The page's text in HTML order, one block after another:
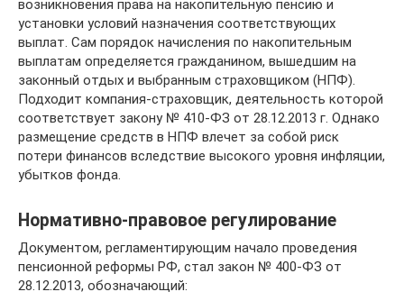
возникновения права на накопительную пенсию и
установки условий назначения соответствующих
выплат. Сам порядок начисления по накопительным
выплатам определяется гражданином, вышедшим на
законный отдых и выбранным страховщиком (НПФ).
Подходит компания-страховщик, деятельность которой
соответствует закону № 410-ФЗ от 28.12.2013 г. Однако
размещение средств в НПФ влечет за собой риск
потери финансов вследствие высокого уровня инфляции,
убытков фонда.
Нормативно-правовое регулирование
Документом, регламентирующим начало проведения
пенсионной реформы РФ, стал закон № 400-ФЗ от
28.12.2013, обозначающий: